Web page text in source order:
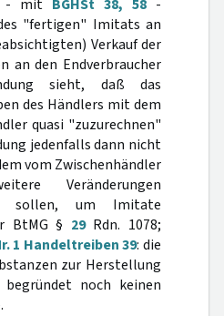
- mit BGHSt 38, 58 -
"fertigen" Imitats an
Verkauf der
an den Endverbraucher
sieht, daß das
des Händlers mit dem
quasi "zuzurechnen"
jedenfalls dann nicht
vom Zwischenhändler
Veränderungen
sollen, um Imitate
BtMG § 29Rdn. 1078;
1 Handeltreiben 39: die
zur Herstellung
noch keinen